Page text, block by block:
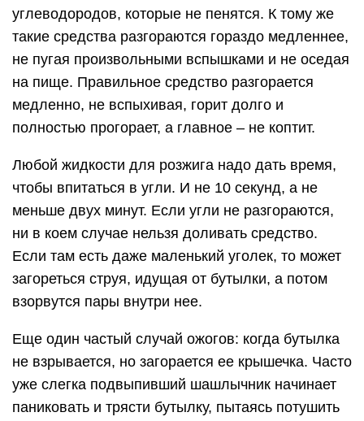
углеводородов, которые не пенятся. К тому же
такие средства разгораются гораздо медленнее,
не пугая произвольными вспышками и не оседая
на пище. Правильное средство разгорается
медленно, не вспыхивая, горит долго и
полностью прогорает, а главное – не коптит.
Любой жидкости для розжига надо дать время,
чтобы впитаться в угли. И не 10 секунд, а не
меньше двух минут. Если угли не разгораются,
ни в коем случае нельзя доливать средство.
Если там есть даже маленький уголек, то может
загореться струя, идущая от бутылки, а потом
взорвутся пары внутри нее.
Еще один частый случай ожогов: когда бутылка
не взрывается, но загорается ее крышечка. Часто
уже слегка подвыпивший шашлычник начинает
паниковать и трясти бутылку, пытаясь потушить